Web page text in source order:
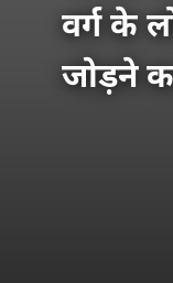
वर्ग के
जोड़ने